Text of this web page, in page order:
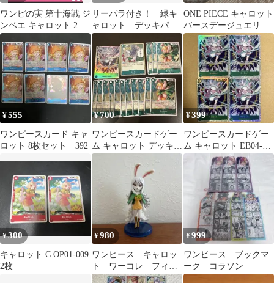
ワンピの実 第十海戦 ジ
ンベエ キャロット 2点
セット
リーパラ付き！ 緑キ
ャロット デッキパー
ツ まとめ売り
ONE PIECE キャロット
バースデージュエリ
ー 輩缶バッジ 2個セ
ット
¥555
ワンピースカード キャ
ロット 8枚セット 392
¥700
ワンピースカードゲー
ム キャロット デッキパ
ーツ
¥399
ワンピースカードゲー
ム キャロット EB04-
013 SR 4枚セット
¥300
キャロット C OP01-009
2枚
¥980
ワンピース キャロッ
ト ワーコレ フィギ
ュア
¥999
ワンピース ブックマ
ーク コラソン